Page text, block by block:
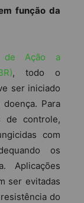
função da
de Ação a
, todo o
ser iniciado
Para
de controle,
com
os
Aplicações
ser evitadas
do